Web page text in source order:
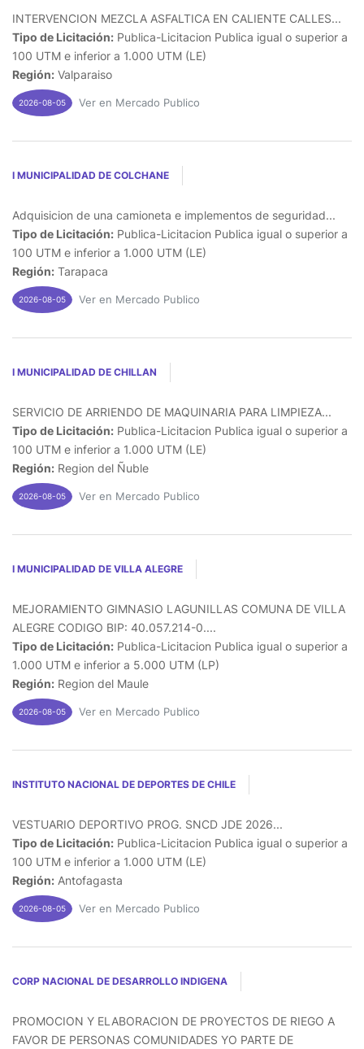
INTERVENCION MEZCLA ASFALTICA EN CALIENTE CALLES...
Tipo de Licitación: Publica-Licitacion Publica igual o superior a
100 UTM e inferior a 1.000 UTM (LE)
Región: Valparaiso
2026-08-05 Ver en Mercado Publico
I MUNICIPALIDAD DE COLCHANE
Adquisicion de una camioneta e implementos de seguridad...
Tipo de Licitación: Publica-Licitacion Publica igual o superior a
100 UTM e inferior a 1.000 UTM (LE)
Región: Tarapaca
2026-08-05 Ver en Mercado Publico
I MUNICIPALIDAD DE CHILLAN
SERVICIO DE ARRIENDO DE MAQUINARIA PARA LIMPIEZA...
Tipo de Licitación: Publica-Licitacion Publica igual o superior a
100 UTM e inferior a 1.000 UTM (LE)
Región: Region del Ñuble
2026-08-05 Ver en Mercado Publico
I MUNICIPALIDAD DE VILLA ALEGRE
MEJORAMIENTO GIMNASIO LAGUNILLAS COMUNA DE VILLA
ALEGRE CODIGO BIP: 40.057.214-0....
Tipo de Licitación: Publica-Licitacion Publica igual o superior a
1.000 UTM e inferior a 5.000 UTM (LP)
Región: Region del Maule
2026-08-05 Ver en Mercado Publico
INSTITUTO NACIONAL DE DEPORTES DE CHILE
VESTUARIO DEPORTIVO PROG. SNCD JDE 2026...
Tipo de Licitación: Publica-Licitacion Publica igual o superior a
100 UTM e inferior a 1.000 UTM (LE)
Región: Antofagasta
2026-08-05 Ver en Mercado Publico
CORP NACIONAL DE DESARROLLO INDIGENA
PROMOCION Y ELABORACION DE PROYECTOS DE RIEGO A
FAVOR DE PERSONAS COMUNIDADES YO PARTE DE